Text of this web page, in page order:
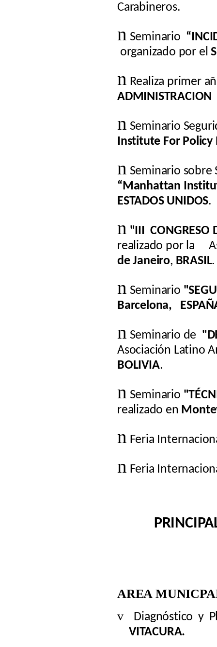
Carabineros.
n Seminario
organizado por el
n Realiza primer
ADMINISTRACION
n Seminario
Institute For Policy
n Seminario sobre
“Manhattan
ESTADOS UNIDOS.
n "III CONGRESO
realizado por la
de Janeiro, BRASIL.
n Seminario
Barcelona,
n Seminario de
Asocia­ción Latino
BOLIVIA.
n Seminario
realizado en
n Feria
n Feria
AREA
v
Diagnóstico y
VITACURA.